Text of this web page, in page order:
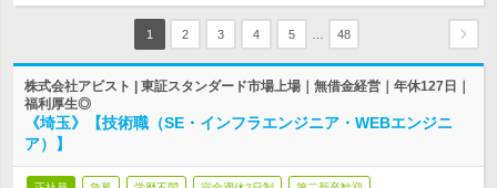
1 2 3 4 5 48
株式会社アビスト | 東証スタンダード市場上場｜無借金経営｜年休127日｜
福利厚生◎
《埼玉》【技術職（SE・インフラエンジニア・WEBエンジニ
ア）】